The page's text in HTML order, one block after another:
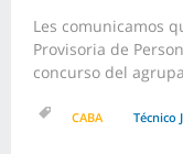
Les comunicamos
Provisoria de
concurso del
CABA Técnico